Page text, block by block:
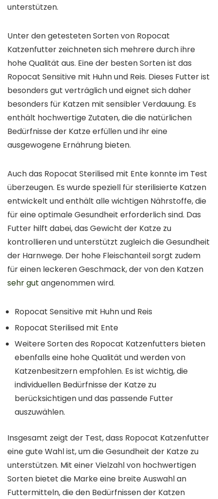
unterstützen.
Unter den getesteten Sorten von Ropocat
Katzenfutter zeichneten sich mehrere durch ihre
hohe Qualität aus. Eine der besten Sorten ist das
Ropocat Sensitive mit Huhn und Reis. Dieses Futter ist
besonders gut verträglich und eignet sich daher
besonders für Katzen mit sensibler Verdauung. Es
enthält hochwertige Zutaten, die die natürlichen
Bedürfnisse der Katze erfüllen und ihr eine
ausgewogene Ernährung bieten.
Auch das Ropocat Sterilised mit Ente konnte im Test
überzeugen. Es wurde speziell für sterilisierte Katzen
entwickelt und enthält alle wichtigen Nährstoffe, die
für eine optimale Gesundheit erforderlich sind. Das
Futter hilft dabei, das Gewicht der Katze zu
kontrollieren und unterstützt zugleich die Gesundheit
der Harnwege. Der hohe Fleischanteil sorgt zudem
für einen leckeren Geschmack, der von den Katzen
sehr gut angenommen wird.
Ropocat Sensitive mit Huhn und Reis
Ropocat Sterilised mit Ente
Weitere Sorten des Ropocat Katzenfutters bieten
ebenfalls eine hohe Qualität und werden von
Katzenbesitzern empfohlen. Es ist wichtig, die
individuellen Bedürfnisse der Katze zu
berücksichtigen und das passende Futter
auszuwählen.
Insgesamt zeigt der Test, dass Ropocat Katzenfutter
eine gute Wahl ist, um die Gesundheit der Katze zu
unterstützen. Mit einer Vielzahl von hochwertigen
Sorten bietet die Marke eine breite Auswahl an
Futtermitteln, die den Bedürfnissen der Katzen